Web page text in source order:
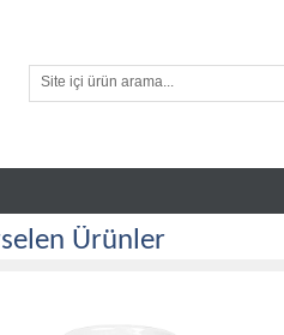
Ürünler